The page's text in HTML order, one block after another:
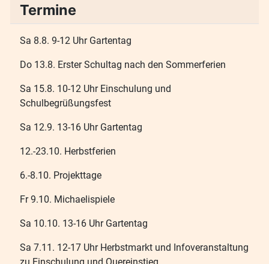
Termine
Sa 8.8. 9-12 Uhr Gartentag
Do 13.8. Erster Schultag nach den Sommerferien
Sa 15.8. 10-12 Uhr Einschulung und
Schulbegrüßungsfest
Sa 12.9. 13-16 Uhr Gartentag
12.-23.10. Herbstferien
6.-8.10. Projekttage
Fr 9.10. Michaelispiele
Sa 10.10. 13-16 Uhr Gartentag
Sa 7.11. 12-17 Uhr Herbstmarkt und Infoveranstaltung
zu Einschulung und Quereinstieg